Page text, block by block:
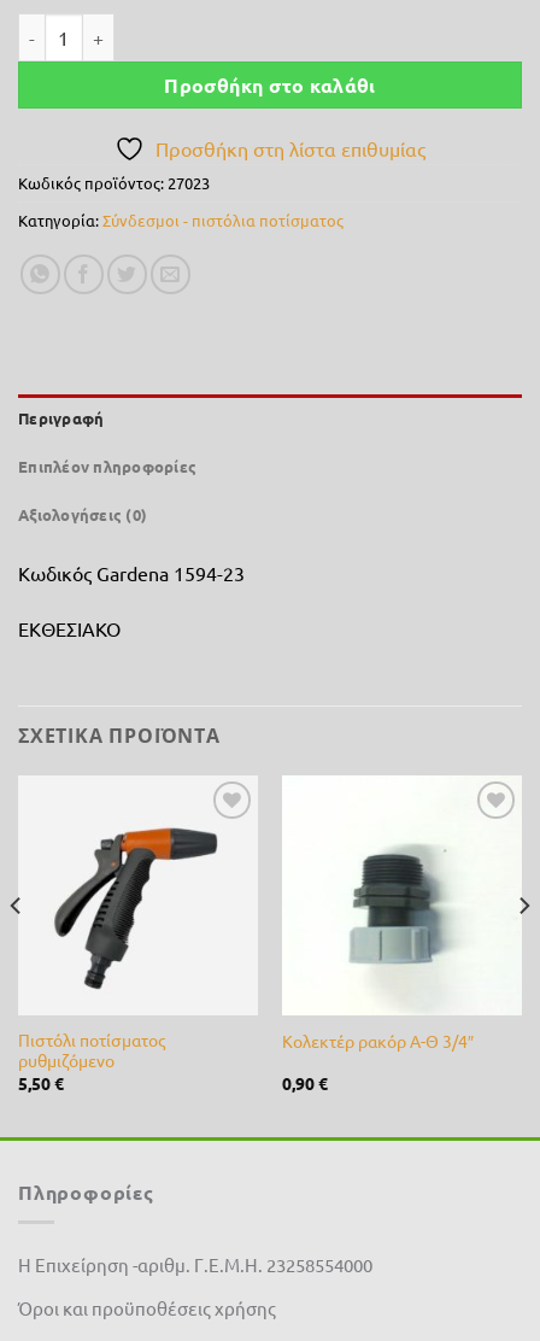
7,50 €.
Προσθήκη στο καλάθι
Προσθήκη στη λίστα επιθυμίας
Κωδικός προϊόντος: 27023
Κατηγορία:Σύνδεσμοι - πιστόλια ποτίσματος
Περιγραφή
Επιπλέον πληροφορίες
Αξιολογήσεις (0)
Κωδικός Gardena 1594-23
ΕΚΘΕΣΙΑΚΟ
ΣΧΕΤΙΚΆ ΠΡΟΪΌΝΤΑ
Προσθήκη
στη λίστα
Πιστόλι ποτίσματος
ρυθμιζόμενο
5,50€
Κολεκτέρ ρακόρ Α-Θ 3/4″
0,90€
Πληροφορίες
Η Επιχείρηση -αριθμ. Γ.Ε.Μ.Η. 23258554000
Όροι και προϋποθέσεις χρήσης